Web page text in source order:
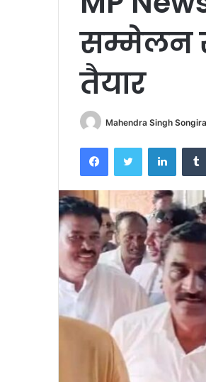
सम्मेलन
तैयार
Mahendra Singh Songira
FacebookTwitter